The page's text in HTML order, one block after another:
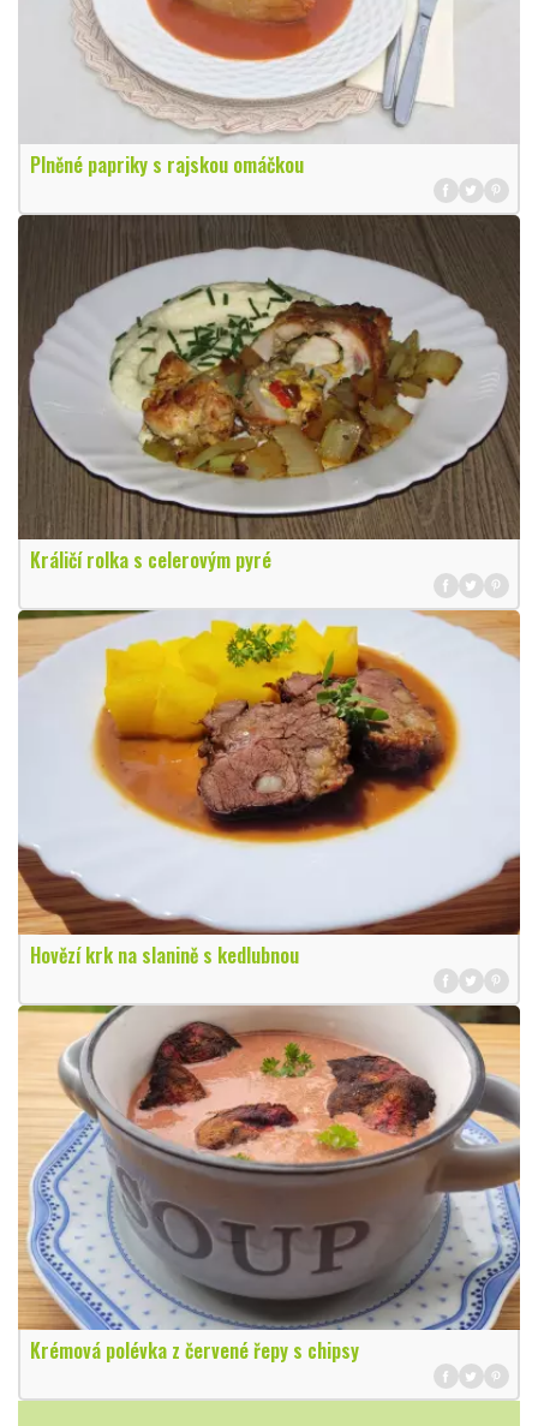
Plněné papriky s rajskou omáčkou
Králičí rolka s celerovým pyré
Hovězí krk na slanině s kedlubnou
Krémová polévka z červené řepy s chipsy